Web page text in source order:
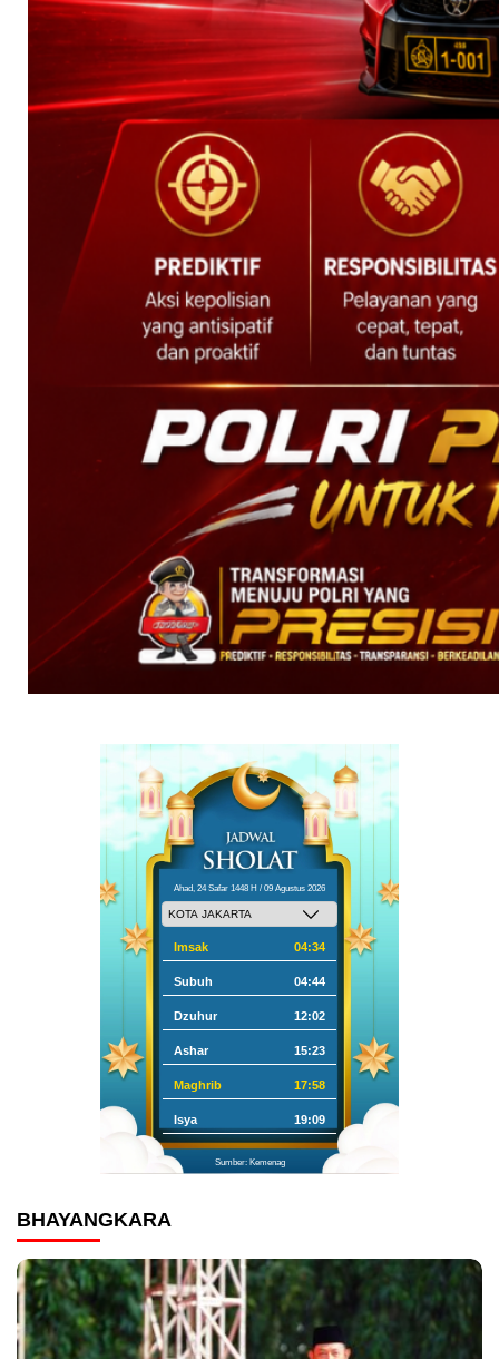
Ahad, 24 Safar 1448 H / 09 Agustus 2026
Imsak 04:34
Subuh 04:44
Dzuhur 12:02
Ashar 15:23
Maghrib 17:58
Isya 19:09
Sumber: Kemenag
BHAYANGKARA